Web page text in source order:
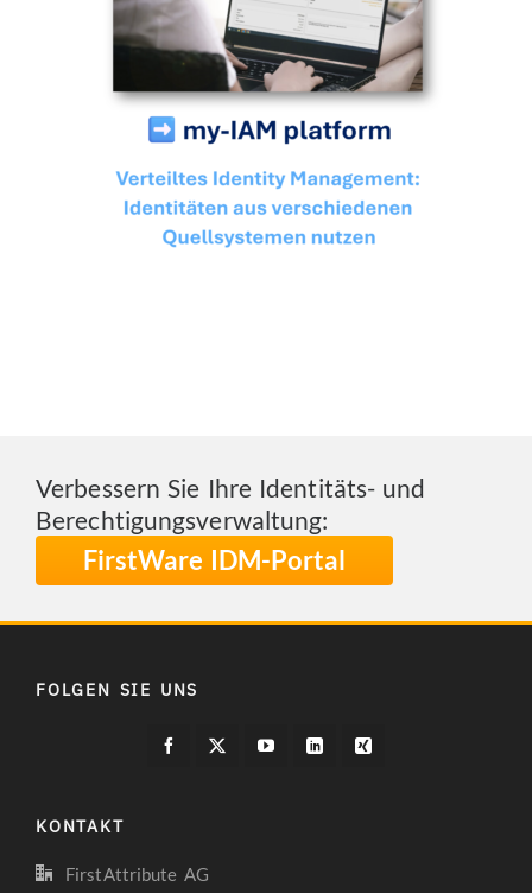
Verbessern Sie Ihre Identitäts- und
Berechtigungsverwaltung:
FirstWare IDM-Portal
FOLGEN SIE UNS
KONTAKT
FirstAttribute AG